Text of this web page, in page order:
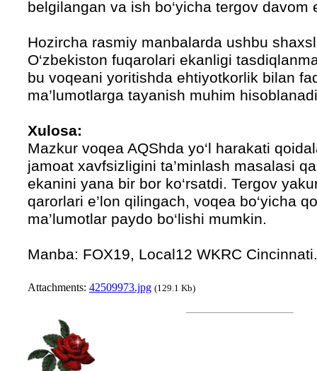
belgilangan va ish bo‘yicha tergov davom
Hozircha rasmiy manbalarda ushbu
O‘zbekiston fuqarolari ekanligi
bu voqeani yoritishda ehtiyotkorlik bilan
ma’lumotlarga tayanish muhim
Xulosa:
Mazkur voqea AQShda yo‘l harakati
jamoat xavfsizligini ta’minlash masalasi
ekanini yana bir bor ko‘rsatdi. Tergov
qarorlari e’lon qilingach, voqea bo‘yicha
ma’lumotlar paydo bo‘lishi mumkin.
Manba: FOX19, Local12 WKRC Cincinnati.
Attachments: 42509973.jpg (129.1 Kb)